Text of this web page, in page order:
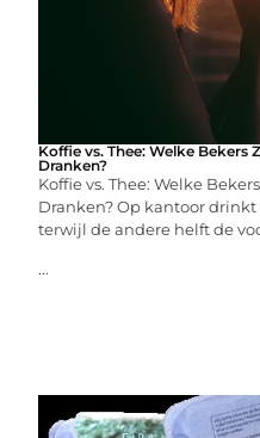
Koffie vs. Thee: Welke Bekers
Dranken?
Koffie vs. Thee: Welke
Dranken? Op kantoor
terwijl de andere helft de
...